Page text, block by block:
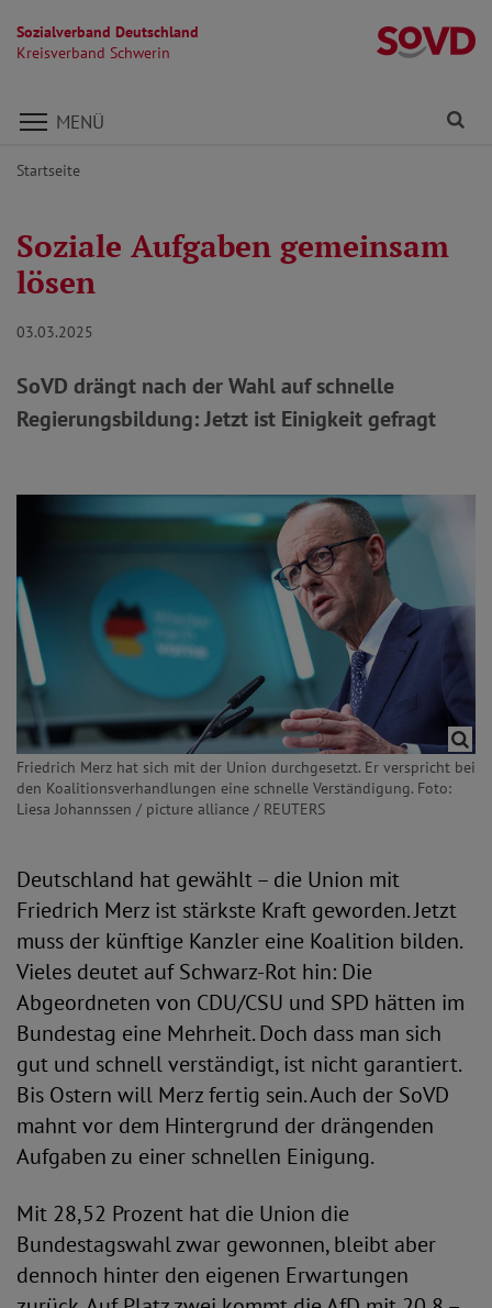
Sozialverband Deutschland
Kreisverband Schwerin
Direkt zu den Inhalten springen
MENÜ
Startseite
Soziale Aufgaben gemeinsam
lösen
03.03.2025
SoVD drängt nach der Wahl auf schnelle
Regierungsbildung: Jetzt ist Einigkeit gefragt
Friedrich Merz hat sich mit der Union durchgesetzt. Er verspricht bei
den Koalitionsverhandlungen eine schnelle Verständigung. Foto:
Liesa Johannssen / picture alliance / REUTERS
Deutschland hat gewählt – die Union mit
Friedrich Merz ist stärkste Kraft geworden. Jetzt
muss der künftige Kanzler eine Koalition bilden.
Vieles deutet auf Schwarz-Rot hin: Die
Abgeordneten von CDU/CSU und SPD hätten im
Bundestag eine Mehrheit. Doch dass man sich
gut und schnell verständigt, ist nicht garantiert.
Bis Ostern will Merz fertig sein. Auch der SoVD
mahnt vor dem Hintergrund der drängenden
Aufgaben zu einer schnellen Einigung.
Mit 28,52 Prozent hat die Union die
Bundestagswahl zwar gewonnen, bleibt aber
dennoch hinter den eigenen Erwartungen